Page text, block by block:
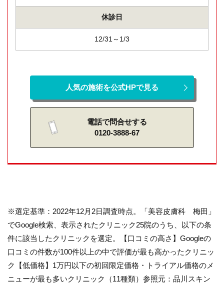
休診日
12/31～1/3
人気の施術を公式HPで見る
電話で問合せする
0120-3888-67
※選定基準：2022年12月2日調査時点。「美容皮膚科 梅田」
でGoogle検索、表示されたクリニック25院のうち、以下の条
件に該当したクリニックを選定。【口コミの高さ】Googleの
口コミの件数が100件以上の中で評価が最も高かったクリニッ
ク【低価格】1万円以下の初回限定価格・トライアル価格のメ
ニューが最も多いクリニック（11種類）参照元：品川スキン